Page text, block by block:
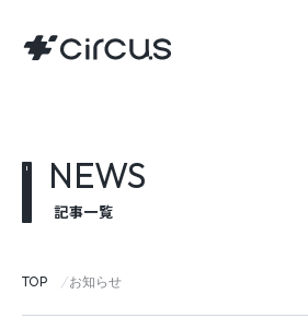
NEWS
記事一覧
TOP お知らせ